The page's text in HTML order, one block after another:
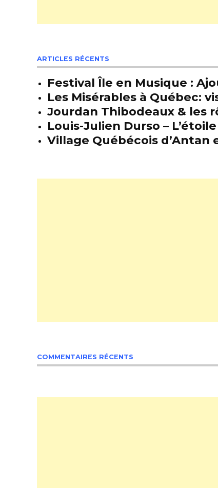
ARTICLES RÉCENTS
Festival Île en Musique :
Les Misérables à Québec:
Jourdan Thibodeaux & les
Louis-Julien Durso –
Village Québécois d’Antan
COMMENTAIRES RÉCENTS